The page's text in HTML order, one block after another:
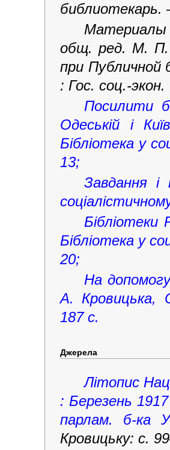
общ. ред. М. П.
при
: Гос. соц.-
Посилити
Одеській і
Бібліотека у
13;
Завдання
Бібліотеки
Бібліотека у
20;
На
А. Кровицька,
187 с.
Джерела
Літопис
: Березень
парлам. б-ка
Кровицьку: с.